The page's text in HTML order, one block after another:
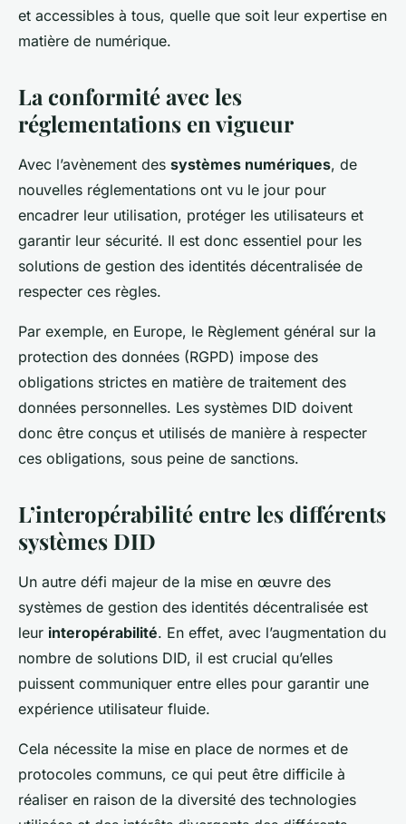
et accessibles à tous, quelle que soit leur expertise en
matière de numérique.
La conformité avec les
réglementations en vigueur
Avec l’avènement des systèmes numériques, de
nouvelles réglementations ont vu le jour pour
encadrer leur utilisation, protéger les utilisateurs et
garantir leur sécurité. Il est donc essentiel pour les
solutions de gestion des identités décentralisée de
respecter ces règles.
Par exemple, en Europe, le Règlement général sur la
protection des données (RGPD) impose des
obligations strictes en matière de traitement des
données personnelles. Les systèmes DID doivent
donc être conçus et utilisés de manière à respecter
ces obligations, sous peine de sanctions.
L’interopérabilité entre les différents
systèmes DID
Un autre défi majeur de la mise en œuvre des
systèmes de gestion des identités décentralisée est
leur interopérabilité. En effet, avec l’augmentation du
nombre de solutions DID, il est crucial qu’elles
puissent communiquer entre elles pour garantir une
expérience utilisateur fluide.
Cela nécessite la mise en place de normes et de
protocoles communs, ce qui peut être difficile à
réaliser en raison de la diversité des technologies